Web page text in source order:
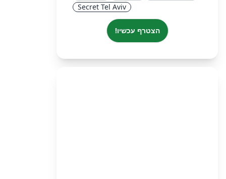
Secret Tel Aviv
הצטרף עכשיו!